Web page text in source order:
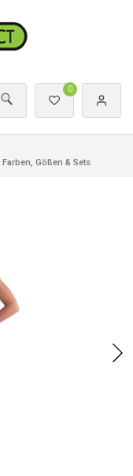
0
Gößen & Sets